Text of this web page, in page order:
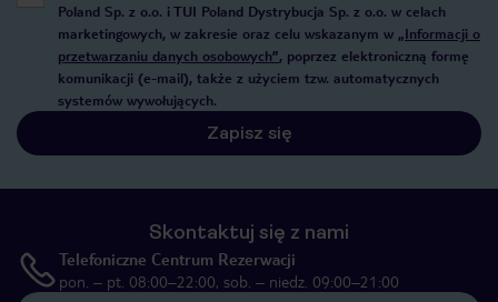
Poland Sp. z o.o. i TUI Poland Dystrybucja Sp. z o.o. w celach
marketingowych, w zakresie oraz celu wskazanym w „Informacji o
przetwarzaniu danych osobowych”, poprzez elektroniczną formę
komunikacji (e-mail), także z użyciem tzw. automatycznych
systemów wywołujących.
Zapisz się
Skontaktuj się z nami
Telefoniczne Centrum Rezerwacji
pon. – pt. 08:00–22:00, sob. – niedz. 09:00–21:00